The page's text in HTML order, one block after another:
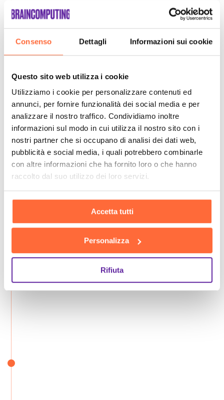
Consenso Dettagli Informazioni sui cookie
Questo sito web utilizza i cookie
Utilizziamo i cookie per personalizzare contenuti ed
annunci, per fornire funzionalità dei social media e per
analizzare il nostro traffico. Condividiamo inoltre
informazioni sul modo in cui utilizza il nostro sito con i
nostri partner che si occupano di analisi dei dati web,
pubblicità e social media, i quali potrebbero combinarle
con altre informazioni che ha fornito loro o che hanno
raccolto dal suo utilizzo dei loro servizi.
Accetta tutti
Personalizza
Rifiuta